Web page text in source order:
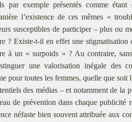
par exemple présentés comme
l’existence de ces mêmes «
susceptibles de participer – plus ou
? Existe-t-il en effet une stigmatisation
à un « surpoids » ? Au contraire,
une valorisation inégale des
pour toutes les femmes, quelle que
des médias – et notamment de la
de prévention dans chaque publicité
néfaste bien souvent attribuée aux